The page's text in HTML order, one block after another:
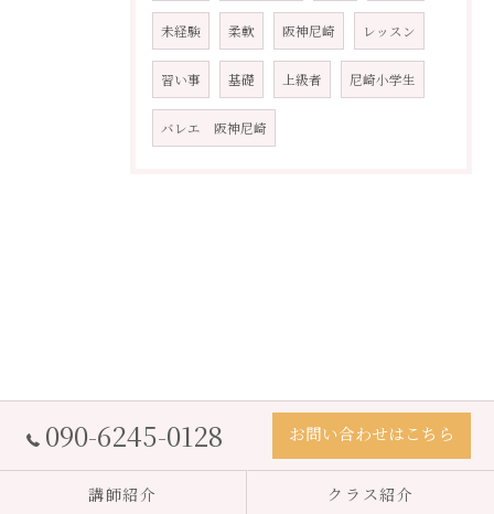
未経験 柔軟 阪神尼崎 レッスン
習い事 基礎 上級者 尼崎小学生
バレエ 阪神尼崎
090-6245-0128 お問い合わせはこちら
講師紹介 クラス紹介